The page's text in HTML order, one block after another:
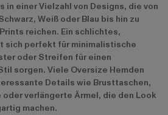
in einer Vielzahl von Designs, die von
Weiß oder Blau bis hin zu
reichen. Ein schlichtes,
sich perfekt für minimalistische
oder Streifen für einen
sorgen. Viele Oversize Hemden
Details wie Brusttaschen,
verlängerte Ärmel, die den Look
machen.